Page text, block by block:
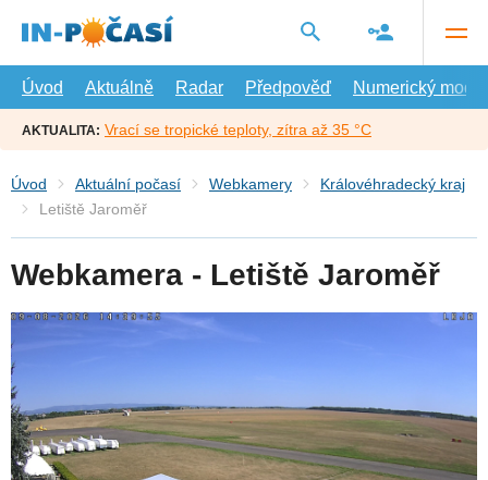
hlavní
Úvod
Aktuálně Radar Předpověď Numerický model
AKTUALITA: Vrací se tropické teploty, zítra až 35 °C
Úvod Aktuální počasí Webkamery
Královéhradecký kraj
Letiště Jaroměř
Webkamera - Letiště Jaroměř